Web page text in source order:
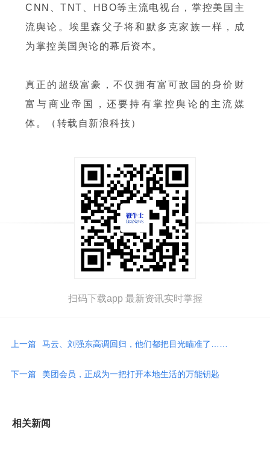
CNN、TNT、HBO等主流电视台，掌控美国主
流舆论。埃里森父子将和默多克家族一样，成
为掌控美国舆论的幕后资本。
真正的超级富豪，不仅拥有富可敌国的身价财
富与商业帝国，还要持有掌控舆论的主流媒
体。（转载自新浪科技）
扫码下载app 最新资讯实时掌握
上一篇 马云、刘强东高调回归，他们都把目光瞄准了……
下一篇 美团会员，正成为一把打开本地生活的万能钥匙
相关新闻